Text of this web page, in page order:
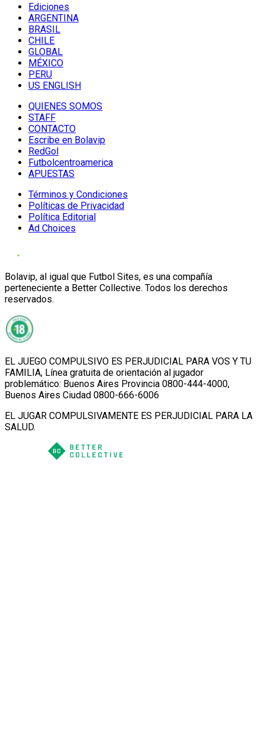
Ediciones
ARGENTINA
BRASIL
CHILE
GLOBAL
MÉXICO
PERU
US ENGLISH
QUIENES SOMOS
STAFF
CONTACTO
Escribe en Bolavip
RedGol
Futbolcentroamerica
APUESTAS
Términos y Condiciones
Políticas de Privacidad
Política Editorial
Ad Choices
Bolavip, al igual que Futbol Sites, es una compañía
perteneciente a Better Collective. Todos los derechos
reservados.
EL JUEGO COMPULSIVO ES PERJUDICIAL PARA VOS Y TU
FAMILIA, Línea gratuita de orientación al jugador
problemático: Buenos Aires Provincia 0800-444-4000,
Buenos Aires Ciudad 0800-666-6006
EL JUGAR COMPULSIVAMENTE ES PERJUDICIAL PARA LA
SALUD.